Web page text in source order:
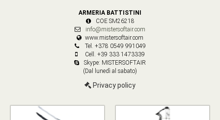
ARMERIA BATTISTINI
COE SM26218
info@mistersoftair.com
www.mistersoftair.com
Tel. +378 0549 991049
Cell. +39 333 1473339
Skype: MISTERSOFTAIR
(Dal lunedì al sabato)
Privacy policy